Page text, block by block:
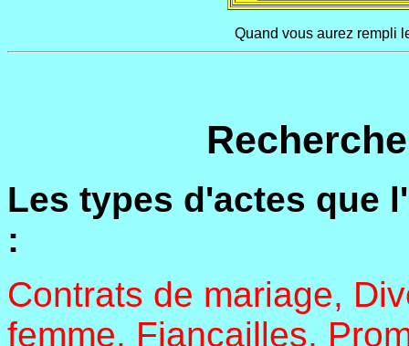
Quand vous aurez rempli
Les types d'actes que
:
Contrats de mariage,
femme, Fiançailles,